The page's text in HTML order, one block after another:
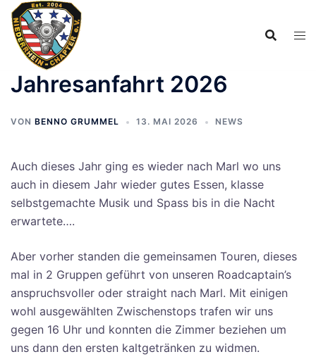
Zum
Inhalt
springen
Jahresanfahrt 2026
VON BENNO GRUMMEL 13. MAI 2026 NEWS
Auch dieses Jahr ging es wieder nach Marl wo uns
auch in diesem Jahr wieder gutes Essen, klasse
selbstgemachte Musik und Spass bis in die Nacht
erwartete….
Aber vorher standen die gemeinsamen Touren, dieses
mal in 2 Gruppen geführt von unseren Roadcaptain’s
anspruchsvoller oder straight nach Marl. Mit einigen
wohl ausgewählten Zwischenstops trafen wir uns
gegen 16 Uhr und konnten die Zimmer beziehen um
uns dann den ersten kaltgetränken zu widmen.